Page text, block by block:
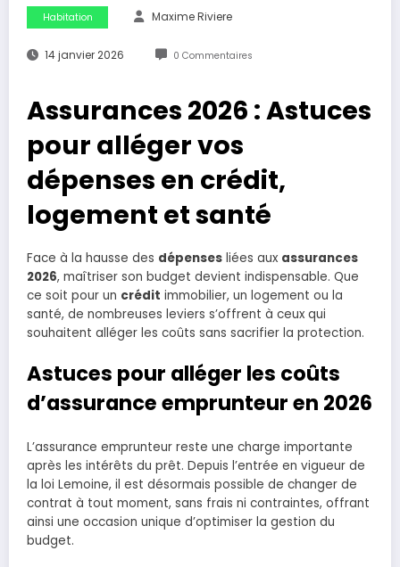
Habitation Maxime Riviere
14 janvier 2026 0 Commentaires
Assurances 2026 : Astuces
pour alléger vos
dépenses en crédit,
logement et santé
Face à la hausse des dépenses liées aux assurances
2026, maîtriser son budget devient indispensable. Que
ce soit pour un crédit immobilier, un logement ou la
santé, de nombreuses leviers s’offrent à ceux qui
souhaitent alléger les coûts sans sacrifier la protection.
Astuces pour alléger les coûts
d’assurance emprunteur en 2026
L’assurance emprunteur reste une charge importante
après les intérêts du prêt. Depuis l’entrée en vigueur de
la loi Lemoine, il est désormais possible de changer de
contrat à tout moment, sans frais ni contraintes, offrant
ainsi une occasion unique d’optimiser la gestion du
budget.